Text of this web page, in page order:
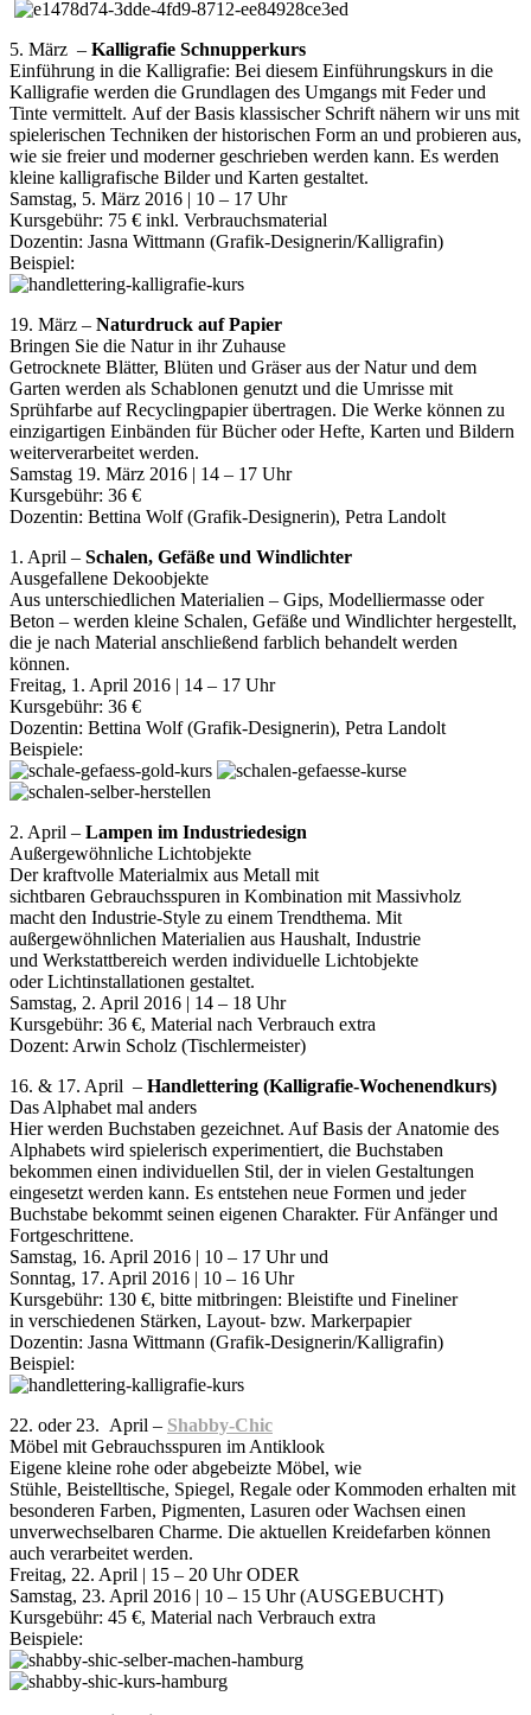
5. März – Kalligrafie Schnupperkurs
Einführung in die Kalligrafie: Bei diesem Einführungskurs in die
Kalligrafie werden die Grundlagen des Umgangs mit Feder und
Tinte vermittelt. Auf der Basis klassischer Schrift nähern wir uns mit
spielerischen Techniken der historischen Form an und probieren aus,
wie sie freier und moderner geschrieben werden kann. Es werden
kleine kalligrafische Bilder und Karten gestaltet.
Samstag, 5. März 2016 | 10 – 17 Uhr
Kursgebühr: 75 € inkl. Verbrauchsmaterial
Dozentin: Jasna Wittmann (Grafik-Designerin/Kalligrafin)
Beispiel:
19. März – Naturdruck auf Papier
Bringen Sie die Natur in ihr Zuhause
Getrocknete Blätter, Blüten und Gräser aus der Natur und dem
Garten werden als Schablonen genutzt und die Umrisse mit
Sprühfarbe auf Recyclingpapier übertragen. Die Werke können zu
einzigartigen Einbänden für Bücher oder Hefte, Karten und Bildern
weiterverarbeitet werden.
Samstag 19. März 2016 | 14 – 17 Uhr
Kursgebühr: 36 €
Dozentin: Bettina Wolf (Grafik-Designerin), Petra Landolt
1. April – Schalen, Gefäße und Windlichter
Ausgefallene Dekoobjekte
Aus unterschiedlichen Materialien – Gips, Modelliermasse oder
Beton – werden kleine Schalen, Gefäße und Windlichter hergestellt,
die je nach Material anschließend farblich behandelt werden
können.
Freitag, 1. April 2016 | 14 – 17 Uhr
Kursgebühr: 36 €
Dozentin: Bettina Wolf (Grafik-Designerin), Petra Landolt
Beispiele:
2. April – Lampen im Industriedesign
Außergewöhnliche Lichtobjekte
Der kraftvolle Materialmix aus Metall mit
sichtbaren Gebrauchsspuren in Kombination mit Massivholz
macht den Industrie-Style zu einem Trendthema. Mit
außergewöhnlichen Materialien aus Haushalt, Industrie
und Werkstattbereich werden individuelle Lichtobjekte
oder Lichtinstallationen gestaltet.
Samstag, 2. April 2016 | 14 – 18 Uhr
Kursgebühr: 36 €, Material nach Verbrauch extra
Dozent: Arwin Scholz (Tischlermeister)
16. & 17. April – Handlettering (Kalligrafie-Wochenendkurs)
Das Alphabet mal anders
Hier werden Buchstaben gezeichnet. Auf Basis der Anatomie des
Alphabets wird spielerisch experimentiert, die Buchstaben
bekommen einen individuellen Stil, der in vielen Gestaltungen
eingesetzt werden kann. Es entstehen neue Formen und jeder
Buchstabe bekommt seinen eigenen Charakter. Für Anfänger und
Fortgeschrittene.
Samstag, 16. April 2016 | 10 – 17 Uhr und
Sonntag, 17. April 2016 | 10 – 16 Uhr
Kursgebühr: 130 €, bitte mitbringen: Bleistifte und Fineliner
in verschiedenen Stärken, Layout- bzw. Markerpapier
Dozentin: Jasna Wittmann (Grafik-Designerin/Kalligrafin)
Beispiel:
22. oder 23. April – Shabby-Chic
Möbel mit Gebrauchsspuren im Antiklook
Eigene kleine rohe oder abgebeizte Möbel, wie
Stühle, Beistelltische, Spiegel, Regale oder Kommoden erhalten mit
besonderen Farben, Pigmenten, Lasuren oder Wachsen einen
unverwechselbaren Charme. Die aktuellen Kreidefarben können
auch verarbeitet werden.
Freitag, 22. April | 15 – 20 Uhr ODER
Samstag, 23. April 2016 | 10 – 15 Uhr (AUSGEBUCHT)
Kursgebühr: 45 €, Material nach Verbrauch extra
Beispiele: